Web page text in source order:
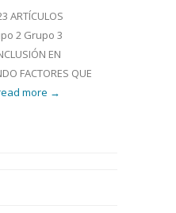
ARTÍCULOS
2 Grupo 3
EN
FACTORES QUE
more →